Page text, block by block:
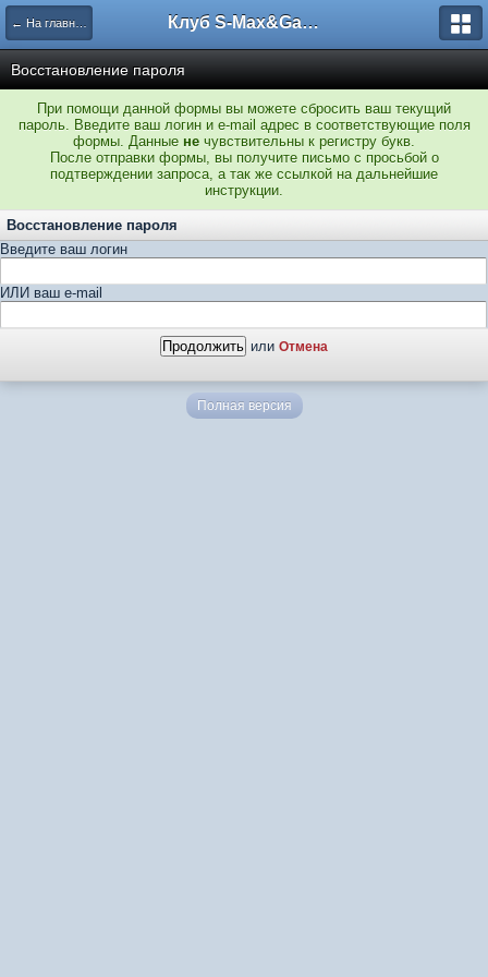
← На главную Клуб S-Max&Galaxy
Восстановление пароля
При помощи данной формы вы можете сбросить ваш текущий
пароль. Введите ваш логин и e-mail адрес в соответствующие поля
формы. Данные не чувствительны к регистру букв.
После отправки формы, вы получите письмо с просьбой о
подтверждении запроса, а так же ссылкой на дальнейшие
инструкции.
Восстановление пароля
Введите ваш логин
ИЛИ ваш e-mail
или Отмена
Полная версия